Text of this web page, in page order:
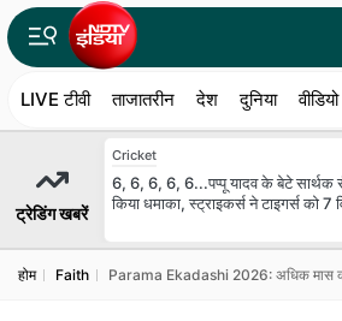
LIVE टीवी ताजातरीन देश दुनिया वीडियो
ट्रेडिंग खबरें
Cricket
6, 6, 6, 6, 6...पप्पू यादव के बेटे सार्थक
किया धमाका, स्ट्राइकर्स ने टाइगर्स को 7
होम Faith Parama Ekadashi 2026: अधिक मास की